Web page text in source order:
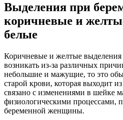
Выделения при
коричневые и
белые
Коричневые и желтые
возникать из-за различных
небольшие и мажущие, то это
старой крови, которая выходит
связано с изменениями в шейке
физиологическими процессами,
беременной женщины.